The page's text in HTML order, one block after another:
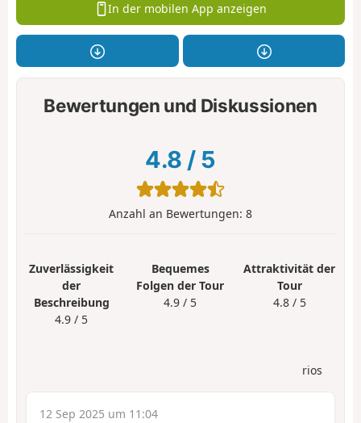
In der mobilen App anzeigen
Bewertungen und Diskussionen
4.8 / 5
Anzahl an Bewertungen: 8
Zuverlässigkeit
der
Beschreibung
4.9 / 5
Bequemes
Folgen der Tour
4.9 / 5
Attraktivität der
Tour
4.8 / 5
rios
12 Sep 2025 um 11:04